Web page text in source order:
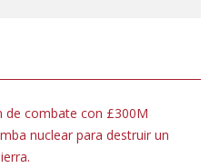
de combate con £300M
nuclear para destruir un